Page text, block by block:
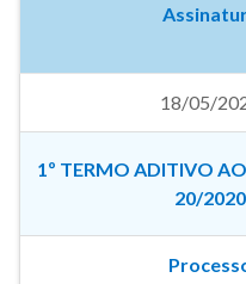
18/05/
1º TERMO ADITIVO
20/2020